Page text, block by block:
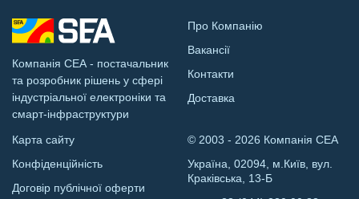
Компанія СЕА - постачальник
та розробник рішень у сфері
індустріальної електроніки та
смарт-інфраструктури
Про Компанію
Вакансії
Контакти
Доставка
Карта сайту
Конфіденційність
Договір публічної оферти
© 2003 - 2026 Компанія СЕА
Україна, 02094, м.Київ, вул.
Краківська, 13-Б